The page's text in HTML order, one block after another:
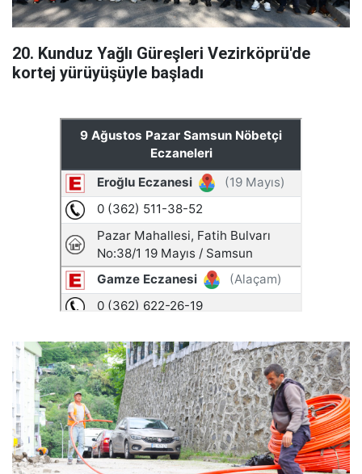
20. Kunduz Yağlı Güreşleri Vezirköprü'de
kortej yürüyüşüyle başladı